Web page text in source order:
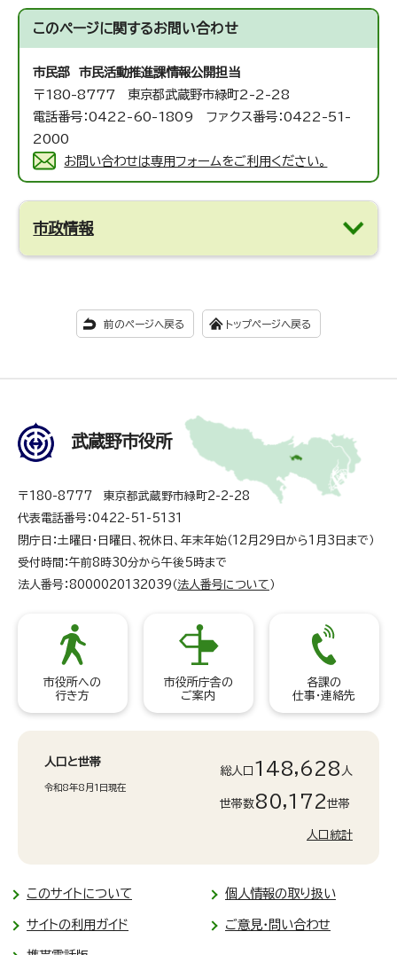
このページに関するお問い合わせ
市民部 市民活動推進課情報公開担当
〒180-8777 東京都武蔵野市緑町2-2-28
電話番号：0422-60-1809 ファクス番号：0422-51-
2000
お問い合わせは専用フォームをご利用ください。
市政情報
前のページへ戻る トップページへ戻る
武蔵野市役所
〒180-8777 東京都武蔵野市緑町2-2-28
代表電話番号：0422-51-5131
閉庁日：土曜日・日曜日、祝休日、年末年始（12月29日から1月3日まで）
受付時間：午前8時30分から午後5時まで
法人番号：8000020132039（ 法人番号について ）
市役所への
行き方
市役所庁舎の
ご案内
各課の
仕事・連絡先
人口と世帯
令和8年8月1日現在
総人口 148,628 人
世帯数80,172世帯
人口統計
このサイトについて 個人情報の取り扱い
サイトの利用ガイド ご意見・問い合わせ